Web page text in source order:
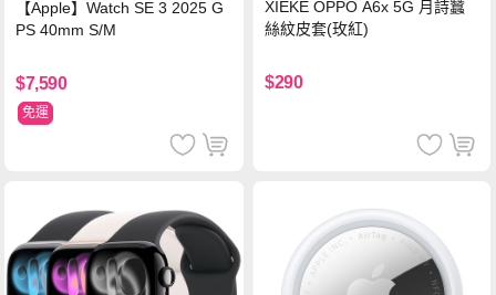
【Apple】Watch SE 3 2025 G
PS 40mm S/M
$7,590
免運
XIEKE OPPO A6x 5G 月詩蠶
絲紋皮套(玫紅)
$290